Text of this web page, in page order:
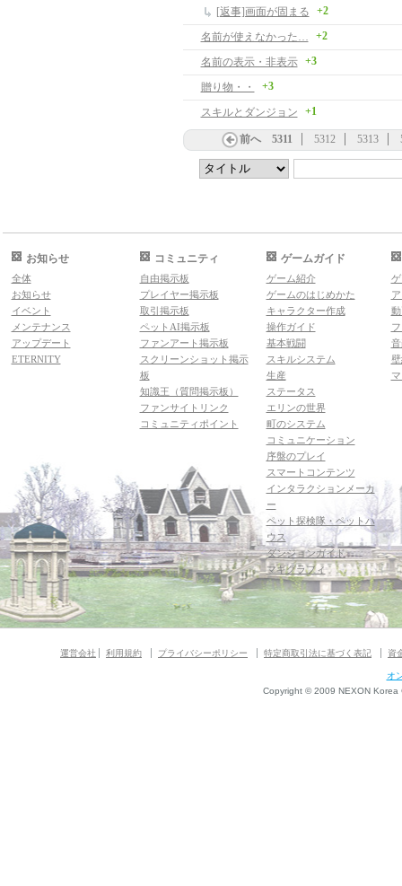
[返事]画面が固まる +2
名前が使えなかった… +2
名前の表示・非表示 +3
贈り物・・ +3
スキルとダンジョン +1
前へ 5311 5312 5313
お知らせ
全体
お知らせ
イベント
メンテナンス
アップデート
ETERNITY
コミュニティ
自由掲示板
プレイヤー掲示板
取引掲示板
ペットAI掲示板
ファンアート掲示板
スクリーンショット掲示
板
知識王（質問掲示板）
ファンサイトリンク
コミュニティポイント
ゲームガイド
ゲーム紹介
ゲームのはじめかた
キャラクター作成
操作ガイド
基本戦闘
スキルシステム
生産
ステータス
エリンの世界
町のシステム
コミュニケーション
序盤のプレイ
スマートコンテンツ
インタラクションメーカ
ー
ペット探検隊・ペットハ
ウス
ダンジョンガイド
マギグラフィ
運営会社 利用規約 プライバシーポリシー 特定商取引法に基づく表記 資
オ
Copyright © 2009 NEXON Korea